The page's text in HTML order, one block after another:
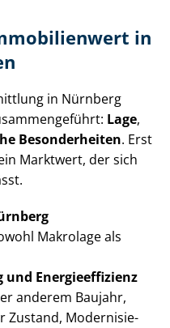
in
in Nürnberg
Lage,
Besonderheiten. Erst
Marktwert, der sich
Makrolage als
En­er­gie­ef­fi­zi­enz
anderem Baujahr,
Zustand, Mo­der­ni­sie­